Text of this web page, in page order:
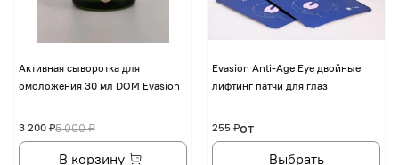
Активная сыворотка для
омоложения 30 мл DOM Evasion
5 000 ₽
3 200 ₽
В корзину
Evasion Anti-Age Eye двойные
лифтинг патчи для глаз
от
255 ₽
Выбрать